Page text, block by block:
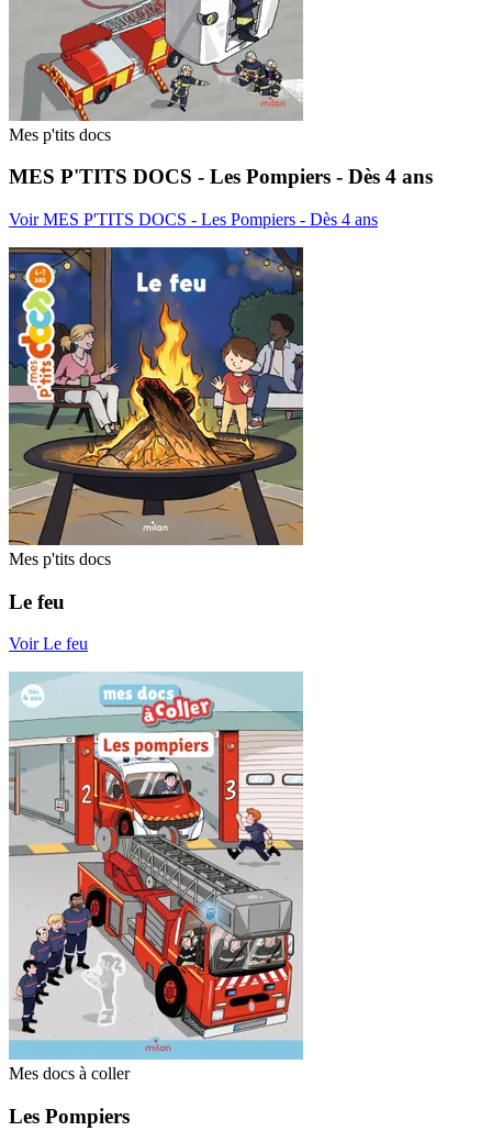
Mes p'tits docs
MES P'TITS DOCS - Les Pompiers - Dès 4 ans
Voir MES P'TITS DOCS - Les Pompiers - Dès 4 ans
Mes p'tits docs
Le feu
Voir Le feu
Mes docs à coller
Les Pompiers